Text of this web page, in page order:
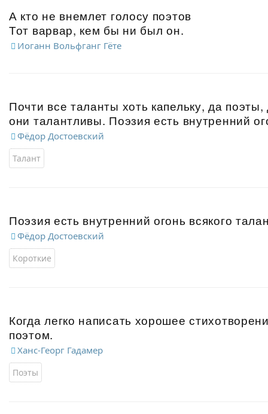
А кто не внемлет голосу поэтов
Тот варвар, кем бы ни был он.
Иоганн Вольфганг Гёте
Почти все таланты хоть капельку, да
они талантливы. Поэзия есть внутренний
Фёдор Достоевский
Талант
Поэзия есть внутренний огонь всякого
Фёдор Достоевский
Короткие
Когда легко написать хорошее
поэтом.
Ханс-Георг Гадамер
Поэты